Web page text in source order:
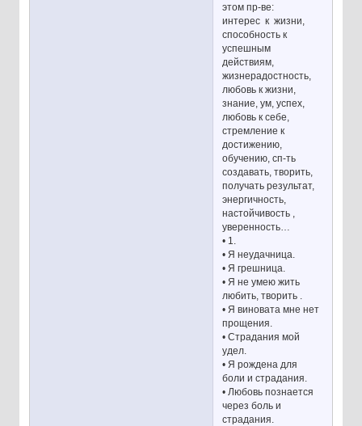
этом пр-ве:
интерес к жизни,
способность к
успешным
действиям,
жизнерадостность,
любовь к жизни,
знание, ум, успех,
любовь к себе,
стремление к
достижению,
обучению, сп-ть
создавать, творить,
получать результат,
энергичность,
настойчивость ,
уверенность…
• 1.
• Я неудачница.
• Я грешница.
• Я не умею жить
любить, творить .
• Я виновата мне нет
прощения.
• Страдания мой
удел.
• Я рождена для
боли и страдания.
• Любовь познается
через боль и
страдания.